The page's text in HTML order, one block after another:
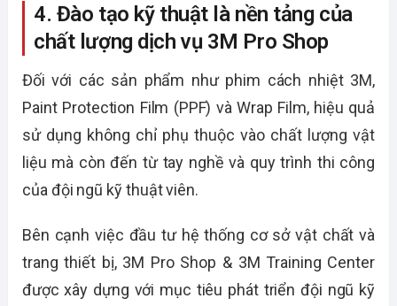
4. Đào tạo kỹ thuật là nền tảng của
chất lượng dịch vụ 3M Pro Shop
Đối với các sản phẩm như phim cách nhiệt 3M,
Paint Protection Film (PPF) và Wrap Film, hiệu quả
sử dụng không chỉ phụ thuộc vào chất lượng vật
liệu mà còn đến từ tay nghề và quy trình thi công
của đội ngũ kỹ thuật viên.
Bên cạnh việc đầu tư hệ thống cơ sở vật chất và
trang thiết bị, 3M Pro Shop & 3M Training Center
được xây dựng với mục tiêu phát triển đội ngũ kỹ